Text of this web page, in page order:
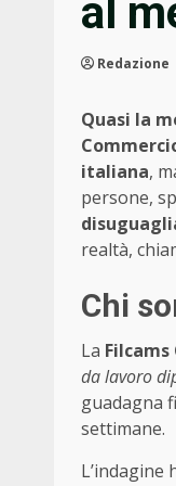
al
Redazione
Quasi la
italiana,
persone,
realtà,
Chi
La Filcams
da lavoro
guadagna
settimane.
L’indagine